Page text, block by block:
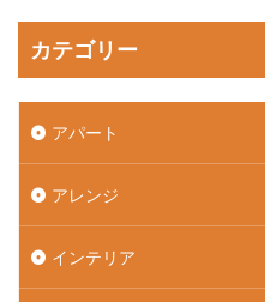
カテゴリー
アパート
アレンジ
インテリア